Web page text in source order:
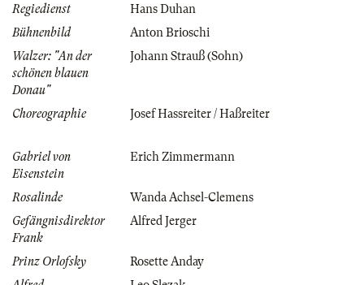
Regiedienst
Hans Duhan
Bühnenbild
Anton Brioschi
Walzer: "An der
schönen blauen
Donau"
Johann Strauß (Sohn)
Choreographie Josef Hassreiter / Haßreiter
Gabriel von
Eisenstein
Erich Zimmermann
Rosalinde
Wanda Achsel-Clemens
Gefängnisdirektor
Frank
Alfred Jerger
Prinz Orlofsky
Rosette Anday